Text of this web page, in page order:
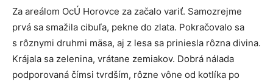
Za areálom OcÚ Horovce za začalo variť. Samozrejme
prvá sa smažila cibuľa, pekne do zlata. Pokračovalo sa
s rôznymi druhmi mäsa, aj z lesa sa priniesla rôzna divina.
Krájala sa zelenina, vrátane zemiakov. Dobrá nálada
podporovaná čímsi tvrdším, rôzne vône od kotlíka po